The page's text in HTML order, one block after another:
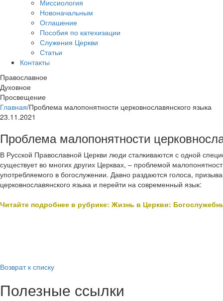
Миссиология
Новоначальным
Оглашение
Пособия по катехизации
Служения Церкви
Статьи
Контакты
Православное
Духовное
Просвещение
Главная/Проблема малопонятности церковнославянского языка
23.11.2021
Проблема малопонятности
В Русской Православной Церкви люди сталкиваются с одной
существует во многих других Церквах, – проблемой
употребляемого в богослужении. Давно раздаются голоса,
церковнославянского языка и перейти на современный язык:
Читайте подробнее в рубрике: Жизнь в Церкви:
Возврат к списку
Полезные ссылки